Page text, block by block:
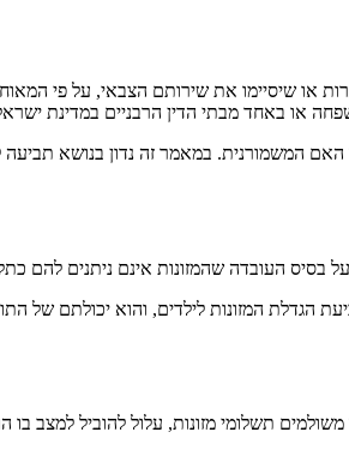
או שיסיימו את שירותם הצבאי, על פי
או באחד מבתי הדין הרבניים במדינת
המשמורנית. במאמר זה נדון בנושא
העובדה שהמזונות אינם ניתנים להם
המזונות לילדים, והוא יכולתם של
תשלומי מזונות, עלול להוביל למצב